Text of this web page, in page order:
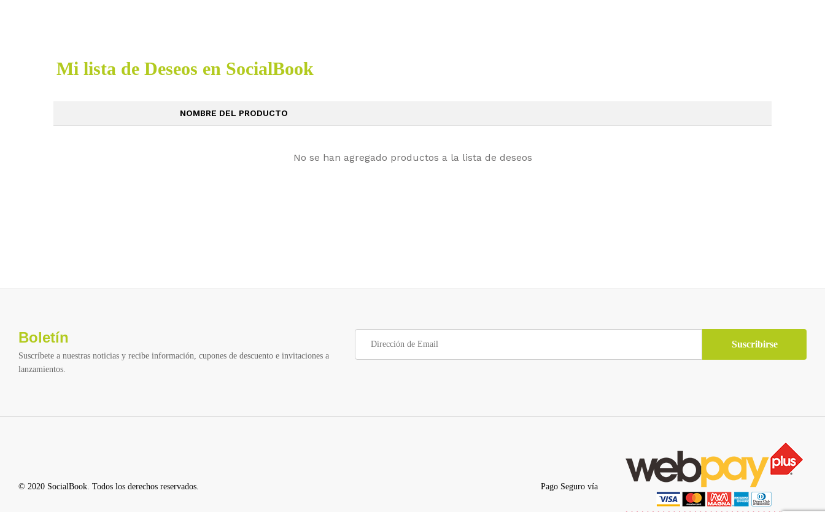
Mi lista de Deseos en SocialBook
NOMBRE DEL PRODUCTO
No se han agregado productos a la lista de deseos
Boletín
Suscríbete a nuestras noticias y recibe información, cupones de descuento e invitaciones a
lanzamientos.
© 2020 SocialBook. Todos los derechos reservados. Pago Seguro vía